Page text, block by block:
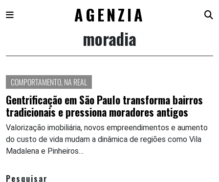
content
AGENZIA
moradia
COMPORTAMENTO, NA REAL
Gentrificação em São Paulo transforma bairros
tradicionais e pressiona moradores antigos
Valorização imobiliária, novos empreendimentos e aumento
do custo de vida mudam a dinâmica de regiões como Vila
Madalena e Pinheiros…
Pesquisar